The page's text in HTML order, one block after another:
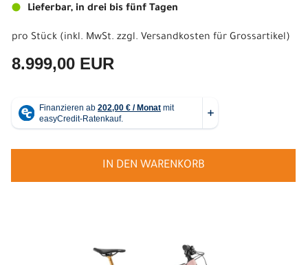
Lieferbar, in drei bis fünf Tagen
pro Stück (inkl. MwSt. zzgl. Versandkosten für Grossartikel)
8.999,00 EUR
IN DEN WARENKORB